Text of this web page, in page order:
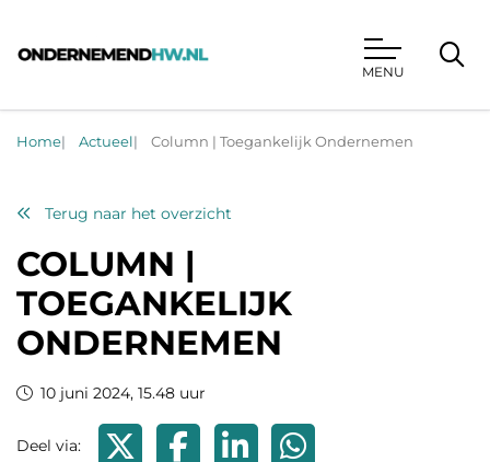
MENU
Home Actueel Column | Toegankelijk Ondernemen
Terug naar het overzicht
COLUMN |
TOEGANKELIJK
ONDERNEMEN
10 juni 2024, 15.48 uur
Deel via: Deel via XDeel via Facebook
Deel via LinkedIn